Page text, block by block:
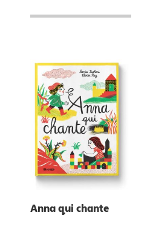
Anna qui chante